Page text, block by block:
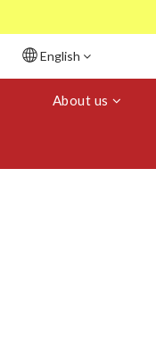
English
About us